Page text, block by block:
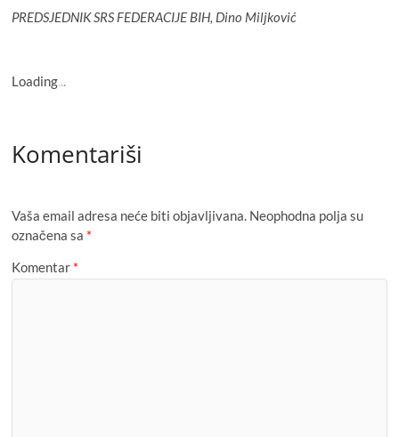
PREDSJEDNIK SRS FEDERACIJE BIH, Dino Miljković
Loading...
Komentariši
Vaša email adresa neće biti objavljivana. Neophodna polja su
označena sa *
Komentar *